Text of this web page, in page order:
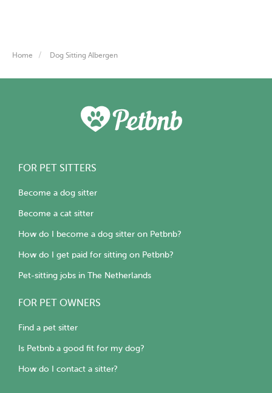
Home Dog Sitting Albergen
FOR PET SITTERS
Become a dog sitter
Become a cat sitter
How do I become a dog sitter on Petbnb?
How do I get paid for sitting on Petbnb?
Pet-sitting jobs in The Netherlands
FOR PET OWNERS
Find a pet sitter
Is Petbnb a good fit for my dog?
How do I contact a sitter?